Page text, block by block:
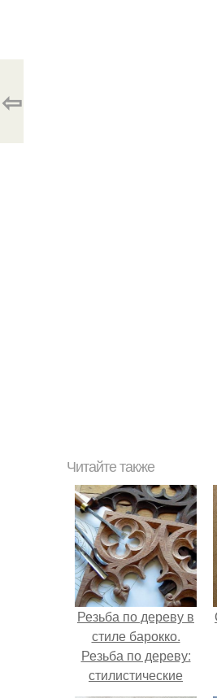
⇦
Читайте также
Резьба по дереву в
стиле барокко.
Резьба по дереву:
стилистические